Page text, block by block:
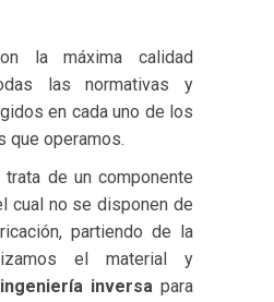
la máxima calidad
las normativas y
en cada uno de los
que operamos.
de un componente
cual no se disponen de
partiendo de la
el material y
ingeniería inversapara